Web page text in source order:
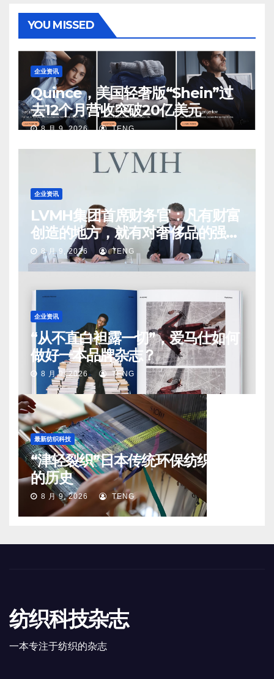
YOU MISSED
企业资讯
Quince，美国轻奢版“Shein”过
去12个月营收突破20亿美元
8 月 9, 2026 TENG
企业资讯
LVMH集团首席财务官：凡有财富
创造的地方，就有对奢侈品的强烈
需求
8 月 9, 2026 TENG
企业资讯
“从不直白袒露一切”，爱马仕如何
做好一本品牌杂志？
8 月 9, 2026 TENG
最新纺织科技
“津轻裂织”日本传统环保纺织工艺
的历史
8 月 9, 2026 TENG
纺织科技杂志
一本专注于纺织的杂志